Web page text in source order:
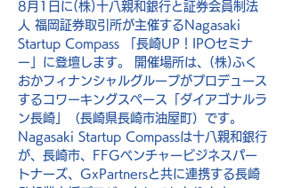
8月1日に(株)十八親和銀行と証券会員制法
人 福岡証券取引所が主催するNagasaki
Startup Compass 「長崎UP！IPOセミナ
ー」に登壇します。 開催場所は、(株)ふく
おかフィナンシャルグループがプロデュース
するコワーキングスペース「ダイアゴナルラ
ン長崎」（長崎県長崎市油屋町）です。
Nagasaki Startup Compassは十八親和銀行
が、長崎市、FFGベンチャービジネスパー
トナーズ、GxPartnersと共に連携する長崎